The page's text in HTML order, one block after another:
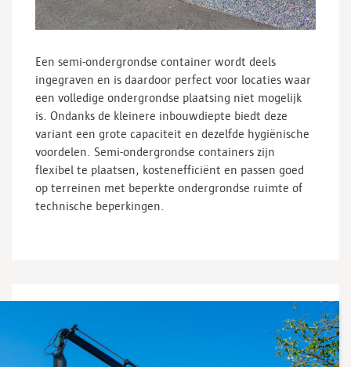
Een semi-ondergrondse container wordt deels
ingegraven en is daardoor perfect voor locaties waar
een volledige ondergrondse plaatsing niet mogelijk
is. Ondanks de kleinere inbouwdiepte biedt deze
variant een grote capaciteit en dezelfde hygiënische
voordelen. Semi-ondergrondse containers zijn
flexibel te plaatsen, kostenefficiënt en passen goed
op terreinen met beperkte ondergrondse ruimte of
technische beperkingen.